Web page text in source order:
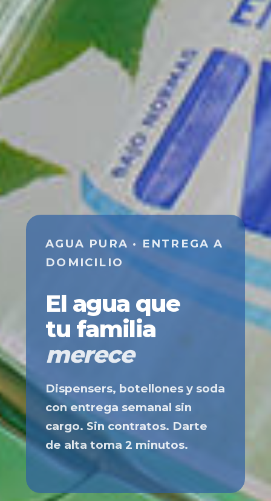
AGUA PURA · ENTREGA A
DOMICILIO
El agua que
tu familia
merece
Dispensers, botellones y soda
con entrega semanal sin
cargo. Sin contratos. Darte
de alta toma 2 minutos.